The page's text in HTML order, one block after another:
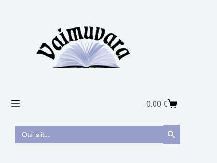
0.00€
Search
for:
Search Button